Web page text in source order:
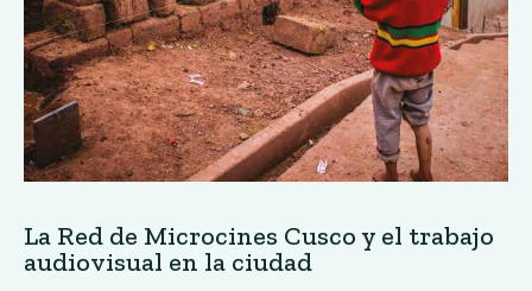
La Red de Microcines Cusco y el trabajo
audiovisual en la ciudad